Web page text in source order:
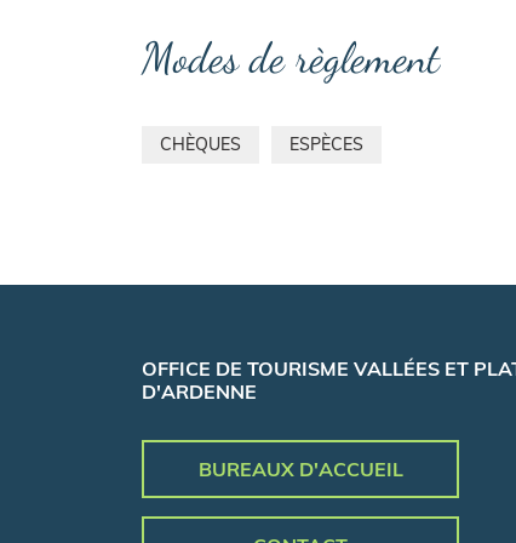
Modes de règlement
CHÈQUES ESPÈCES
OFFICE DE TOURISME VALLÉES ET
D'ARDENNE
BUREAUX D'ACCUEIL